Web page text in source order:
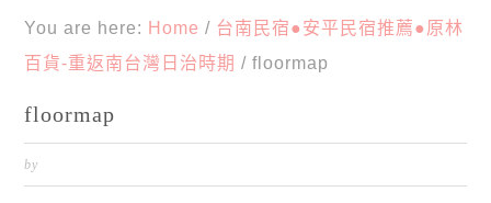
You are here: Home / 台南民宿●安平民宿推薦●原林
百貨-重返南台灣日治時期 / floormap
floormap
by